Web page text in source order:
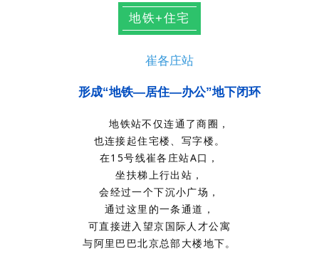
地铁+住宅
崔各庄站
形成“地铁—居住—办公”地下闭环
地铁站不仅连通了商圈，
也连接起住宅楼、写字楼。
在15号线崔各庄站A口，
坐扶梯上行出站，
会经过一个下沉小广场，
通过这里的一条通道，
可直接进入望京国际人才公寓
与阿里巴巴北京总部大楼地下。